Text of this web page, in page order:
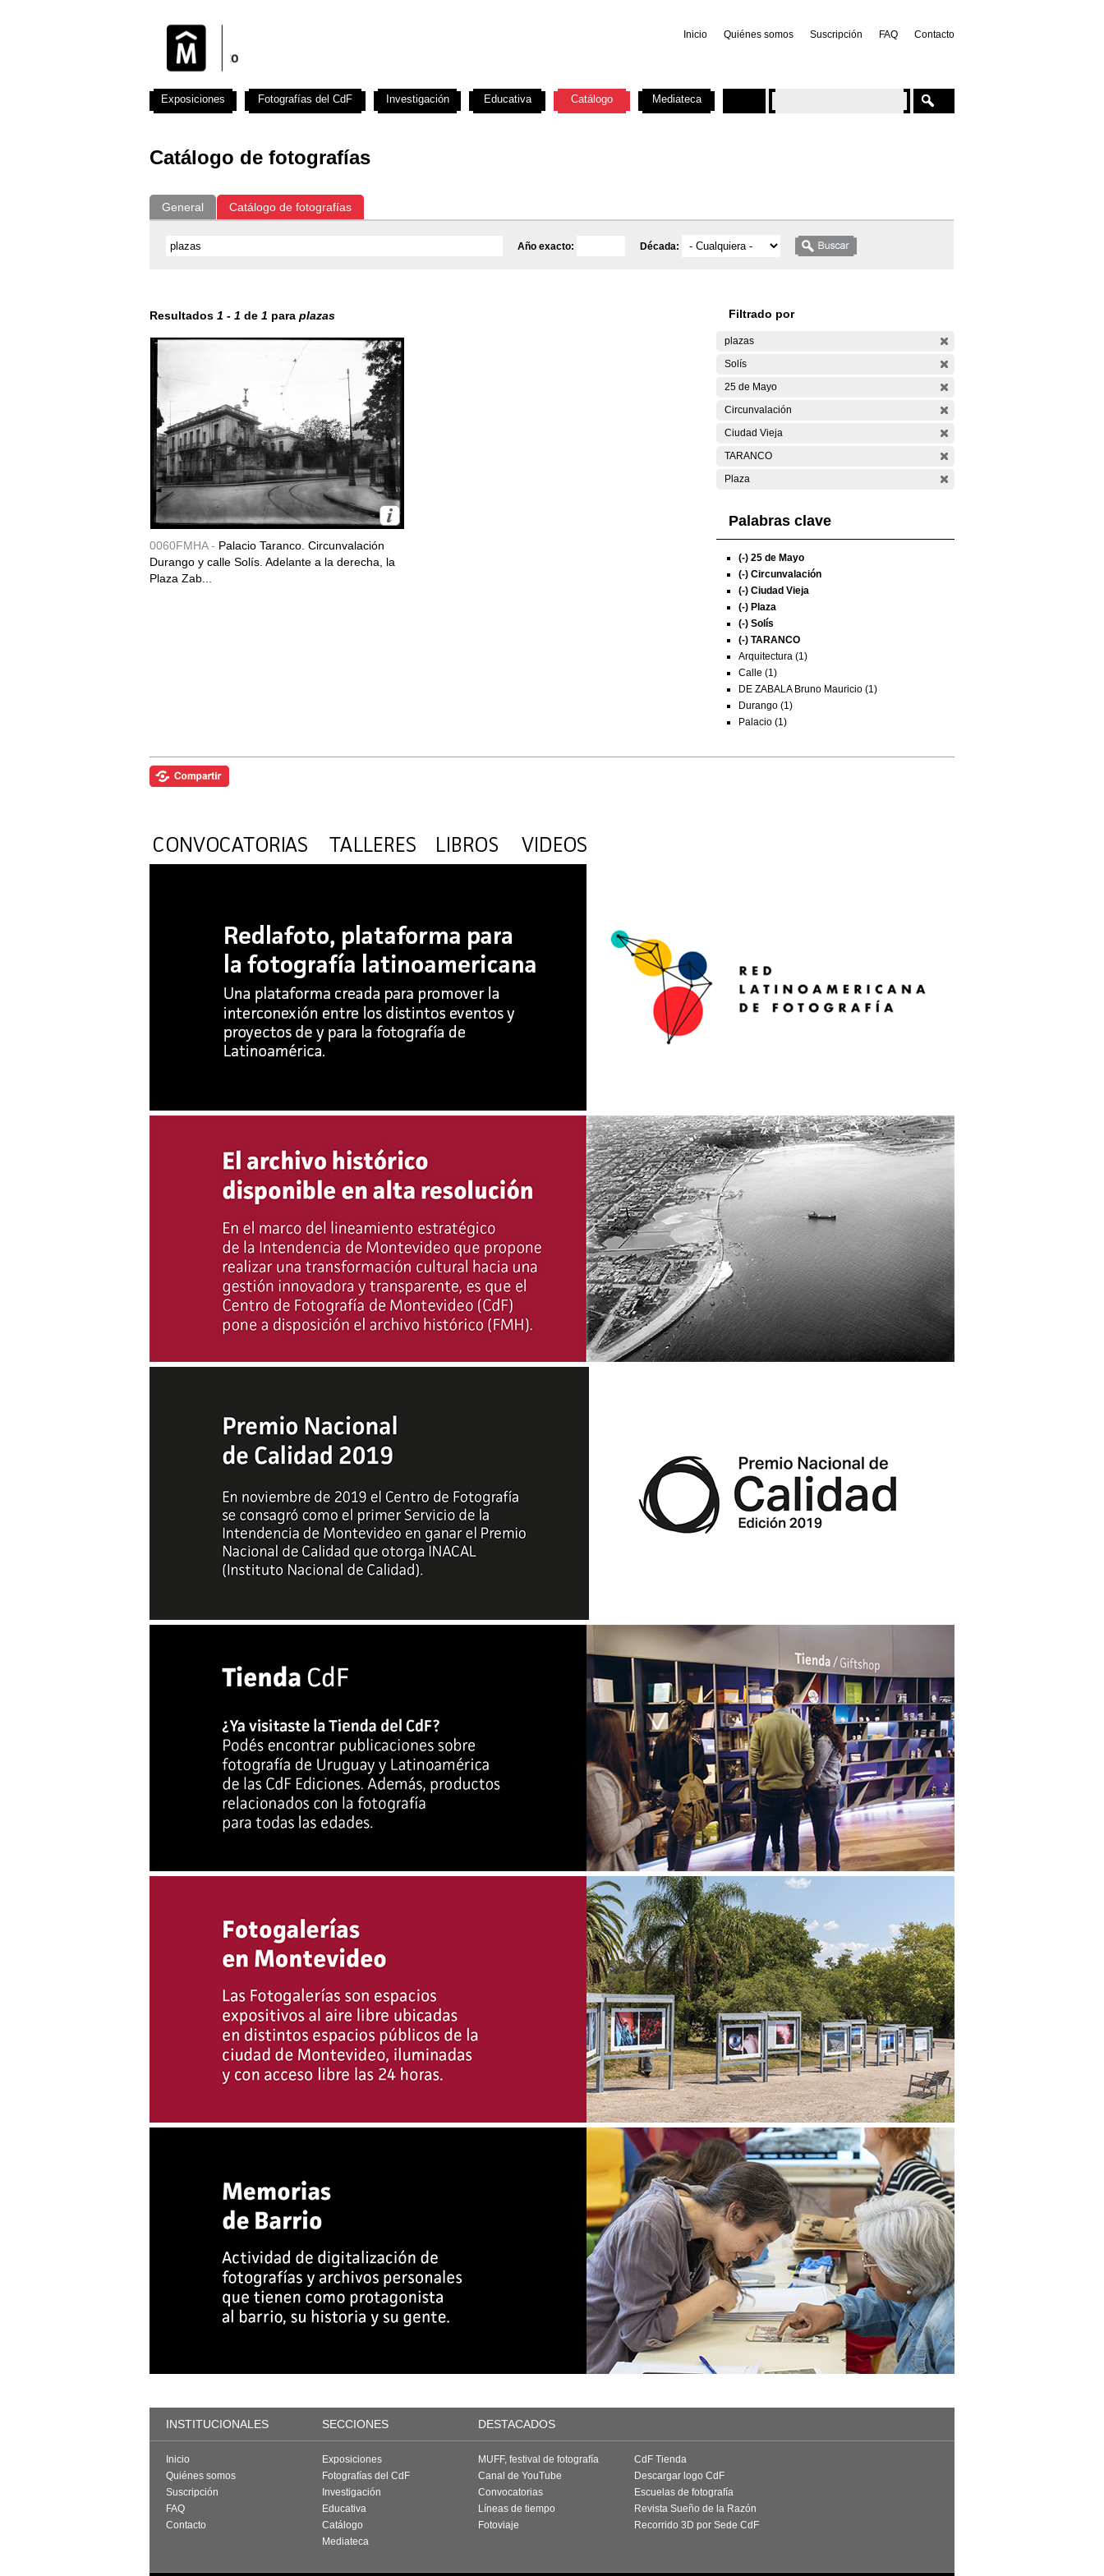
Inicio Quiénes somos Suscripción FAQ Contacto
Catálogo de fotografías
General Catálogo de fotografías
Año exacto: Década:
Resultados 1 - 1 de 1 para plazas
0060FMHA - Palacio Taranco. Circunvalación
Durango y calle Solís. Adelante a la derecha, la
Plaza Zab...
Filtrado por
plazas
Solís
25 de Mayo
Circunvalación
Ciudad Vieja
TARANCO
Plaza
Palabras clave
(-) 25 de Mayo
(-) Circunvalación
(-) Ciudad Vieja
(-) Plaza
(-) Solís
(-) TARANCO
Arquitectura (1)
Calle (1)
DE ZABALA Bruno Mauricio (1)
Durango (1)
Palacio (1)
Exposiciones Fotografías del CdF Investigación Educativa Catálogo Mediateca
INSTITUCIONALES SECCIONES DESTACADOS
Inicio
Quiénes somos
Suscripción
FAQ
Contacto
Exposiciones
Fotografías del CdF
Investigación
Educativa
Catálogo
Mediateca
MUFF, festival de fotografía
Canal de YouTube
Convocatorias
Líneas de tiempo
Fotoviaje
CdF Tienda
Descargar logo CdF
Escuelas de fotografía
Revista Sueño de la Razón
Recorrido 3D por Sede CdF